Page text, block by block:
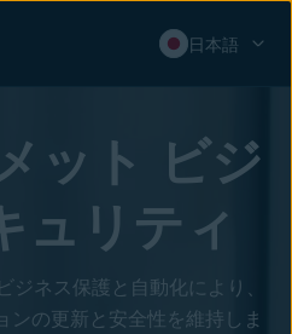
日本語
ット ビジ
ュリティ
ネス保護と自動化により、
ンの更新と安全性を維持しま